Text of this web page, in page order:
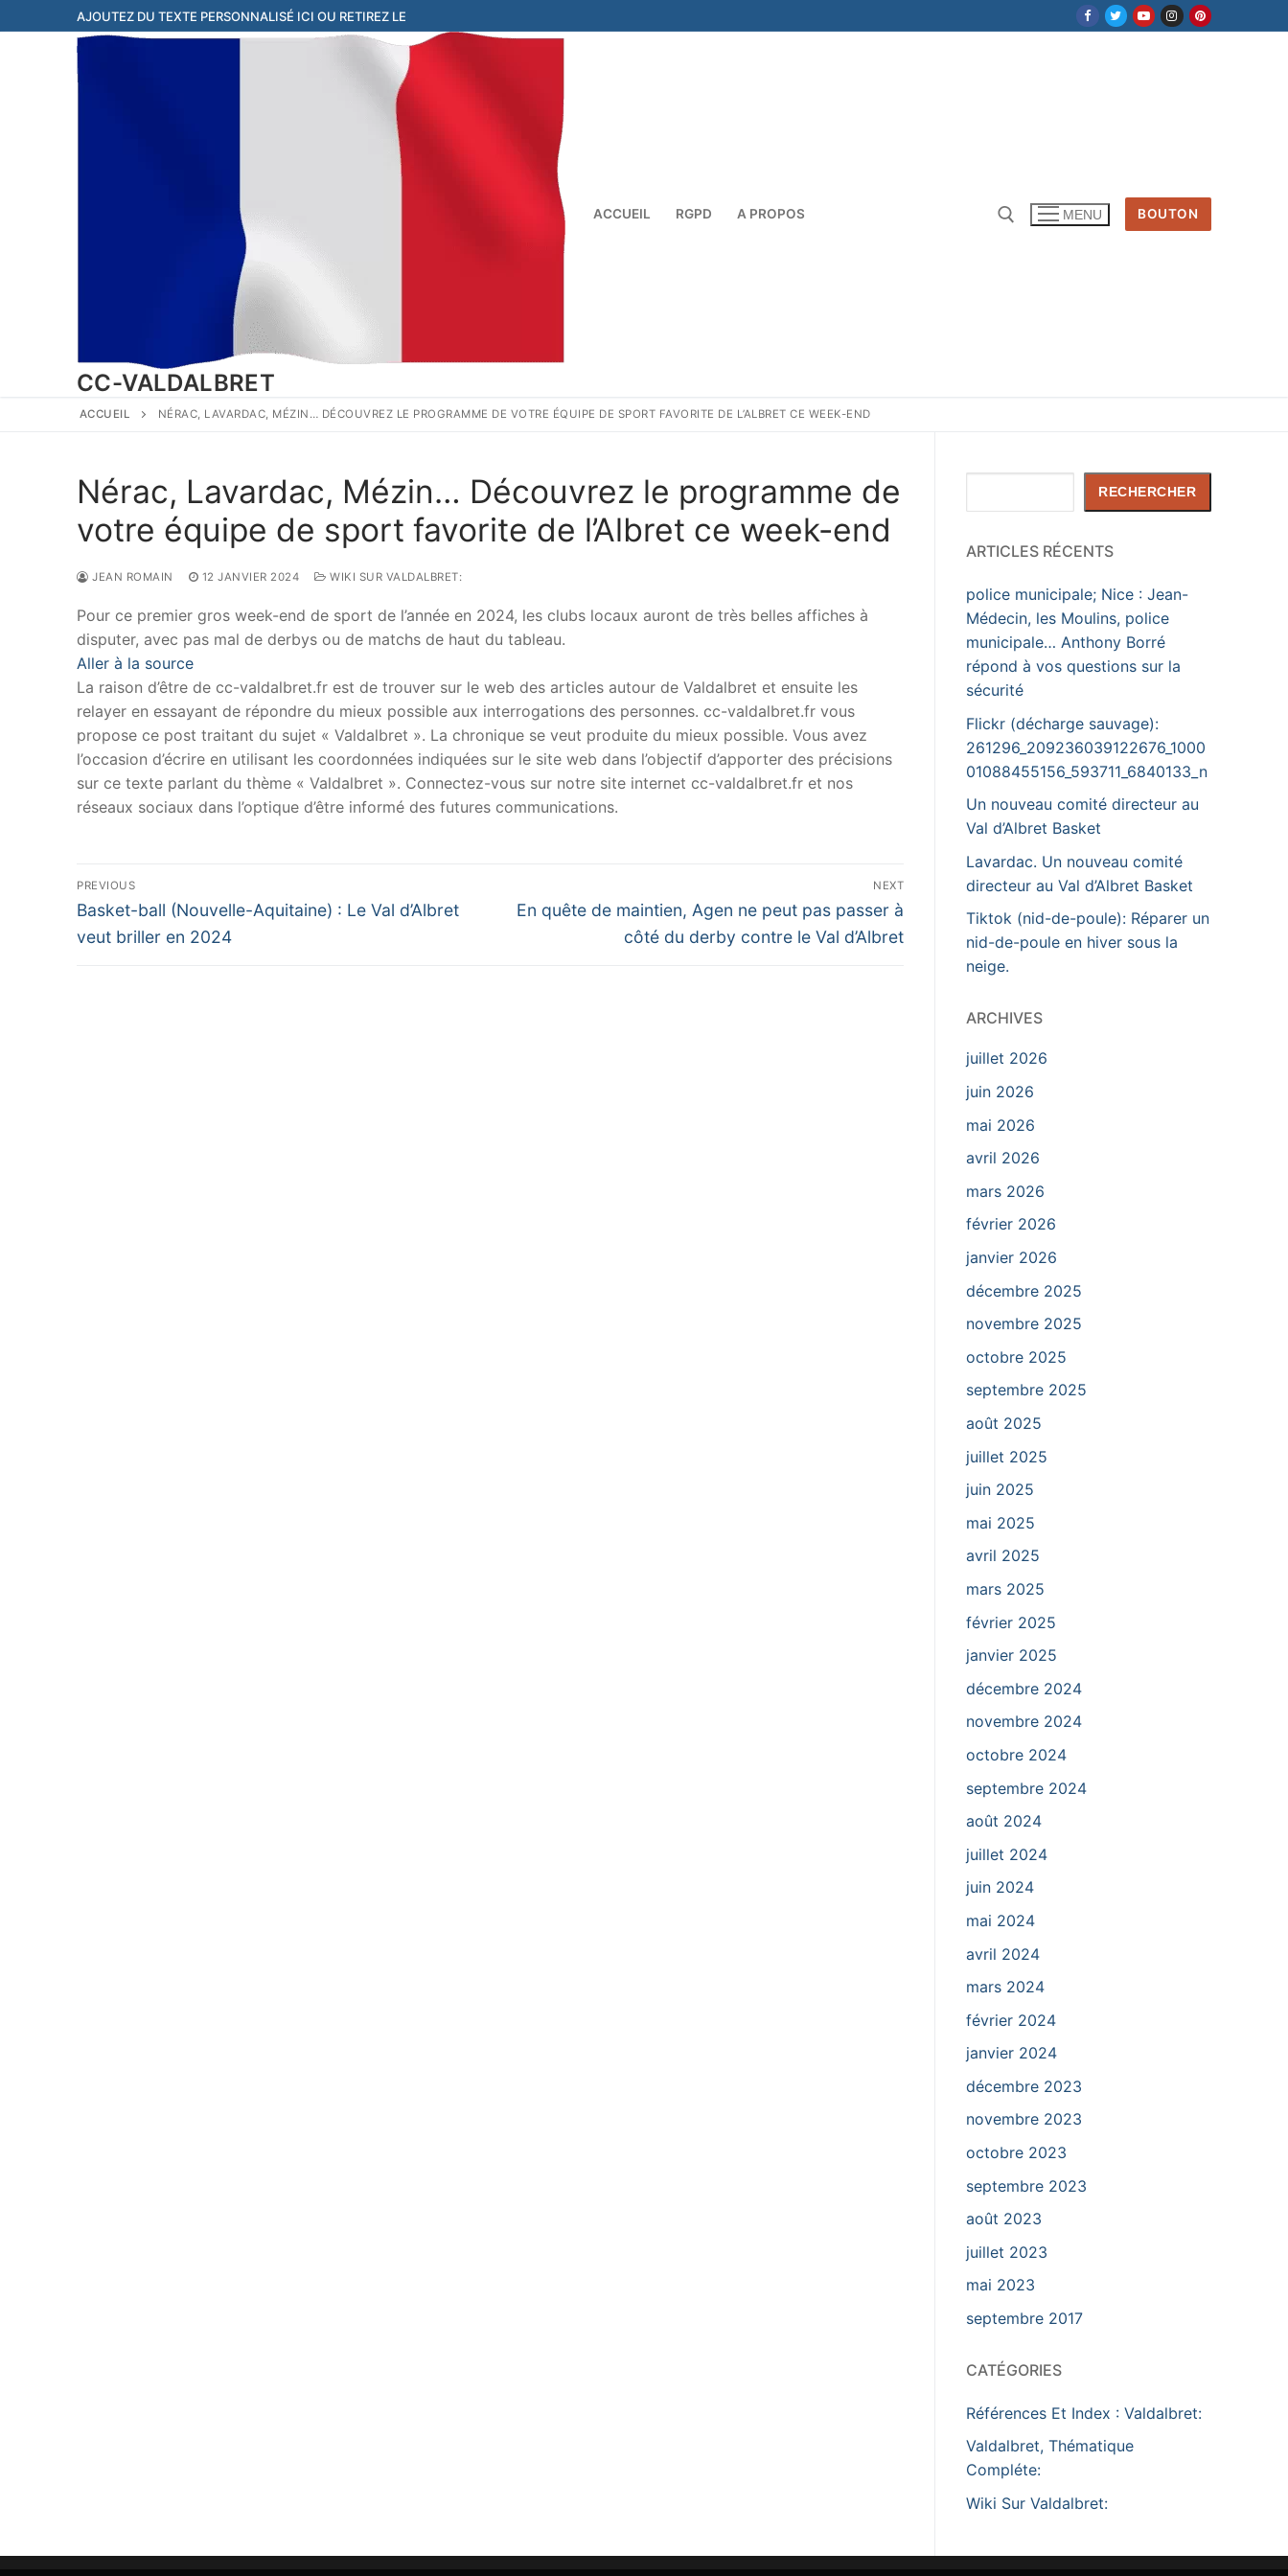
au
AJOUTEZ DU TEXTE PERSONNALISÉ ICI OU RETIREZ LE
CC-VALDALBRET
ACCUEIL RGPD A PROPOS MENU BOUTON
ACCUEIL NÉRAC, LAVARDAC, MÉZIN… DÉCOUVREZ LE PROGRAMME DE VOTRE ÉQUIPE DE SPORT FAVORITE DE L’ALBRET CE WEEK-END
Nérac, Lavardac, Mézin… Découvrez le programme de
votre équipe de sport favorite de l’Albret ce week-end
JEAN ROMAIN 12 JANVIER 2024 WIKI SUR VALDALBRET:
Pour ce premier gros week-end de sport de l’année en 2024, les clubs locaux auront de très belles affiches à
disputer, avec pas mal de derbys ou de matchs de haut du tableau.
Aller à la source
La raison d’être de cc-valdalbret.fr est de trouver sur le web des articles autour de Valdalbret et ensuite les
relayer en essayant de répondre du mieux possible aux interrogations des personnes. cc-valdalbret.fr vous
propose ce post traitant du sujet « Valdalbret ». La chronique se veut produite du mieux possible. Vous avez
l’occasion d’écrire en utilisant les coordonnées indiquées sur le site web dans l’objectif d’apporter des précisions
sur ce texte parlant du thème « Valdalbret ». Connectez-vous sur notre site internet cc-valdalbret.fr et nos
réseaux sociaux dans l’optique d’être informé des futures communications.
Navigation
de
l’article
PREVIOUS
Previous
post:
Basket-ball (Nouvelle-Aquitaine) : Le Val d’Albret
veut briller en 2024
NEXT
Next
En quête de maintien, Agen ne peut pas passer à
côté du derby contre le Val d’Albret
RECHERCHER
ARTICLES RÉCENTS
police municipale; Nice : Jean-
Médecin, les Moulins, police
municipale… Anthony Borré
répond à vos questions sur la
sécurité
Flickr (décharge sauvage):
261296_209236039122676_1000
01088455156_593711_6840133_n
Un nouveau comité directeur au
Val d’Albret Basket
Lavardac. Un nouveau comité
directeur au Val d’Albret Basket
Tiktok (nid-de-poule): Réparer un
nid-de-poule en hiver sous la
neige.
ARCHIVES
juillet 2026
juin 2026
mai 2026
avril 2026
mars 2026
février 2026
janvier 2026
décembre 2025
novembre 2025
octobre 2025
septembre 2025
août 2025
juillet 2025
juin 2025
mai 2025
avril 2025
mars 2025
février 2025
janvier 2025
décembre 2024
novembre 2024
octobre 2024
septembre 2024
août 2024
juillet 2024
juin 2024
mai 2024
avril 2024
mars 2024
février 2024
janvier 2024
décembre 2023
novembre 2023
octobre 2023
septembre 2023
août 2023
juillet 2023
mai 2023
septembre 2017
CATÉGORIES
Références Et Index : Valdalbret:
Valdalbret, Thématique
Compléte:
Wiki Sur Valdalbret: